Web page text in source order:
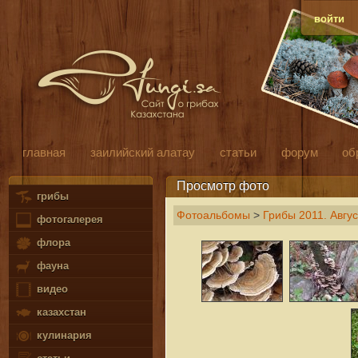
войти
главная заилийский алатау статьи форум
грибы
фотогалерея
флора
фауна
видео
казахстан
кулинария
Просмотр фото
Фотоальбомы > Грибы 2011.